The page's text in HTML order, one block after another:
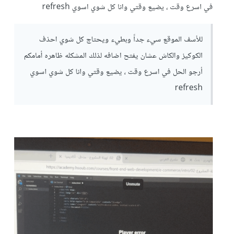
في اسرع وقت ، يضيع وقتي وانا كل شوي اسوي refresh
للأسف الموقع سيء جداً وبطيء ويحتاج كل شوي احذف
الكوكيز والكاش عشان يفتح اضافه لذلك المشكله ظاهره أمامكم
أرجو الحل في اسرع وقت ، يضيع وقتي وانا كل شوي اسوي
refresh